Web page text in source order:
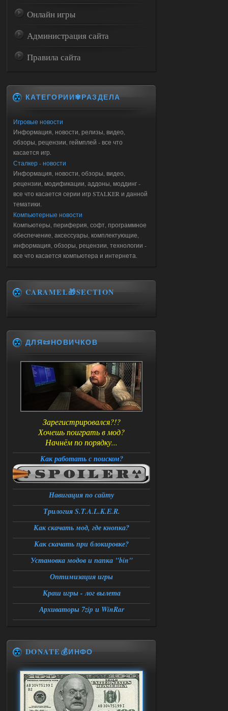
Онлайн игры
Администрация сайта
Правила сайта
КАТЕГОРИИ✾РАЗДЕЛА
Игровые новости
Информация, новости, релизы, видео,
обзоры, рецензии, геймплей - все что
касается игр.
Сталкер - новости
Информация, новости, обзоры, видео,
рецензии, модификации, аддоны, моддинг -
все что касается серии игр STALKER и данной
тематики.
Компьютерные новости
Компьютеры, периферия, софт, программное
обеспечение, аксессуары, комплектующие,
информация, обзоры, рецензии, технологии -
все что касается компьютера и интернета.
CARAMEL🎁SECTION
ДЛЯ📜НОВИЧКОВ
Зарегистрировался?!?
Хочешь поиграть в мод?
Начнём по порядку...
Как работать с поиском?
Навигация по сайту
Трилогия S.T.A.L.K.E.R.
Как скачать мод, где кнопка?
Как скачать при блокировке?
Установка модов и папка "bin"
Оптимизация игры
Краш игры - лог вылета
Архиваторы 7zip и WinRar
DONATE💰ИНФО